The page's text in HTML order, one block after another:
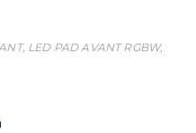
, LED PAD AVANT RGBW,